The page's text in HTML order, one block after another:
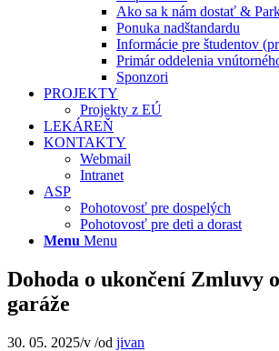
Ako sa k nám dostať &
Ponuka nadštandardu
Informácie pre študentov
Primár oddelenia
Sponzori
PROJEKTY
Projekty z EÚ
LEKÁREŇ
KONTAKTY
Webmail
Intranet
ASP
Pohotovosť pre dospelých
Pohotovosť pre deti a dorast
Menu Menu
Dohoda o ukončení Zmluvy
garáže
30. 05. 2025/v /od jivan